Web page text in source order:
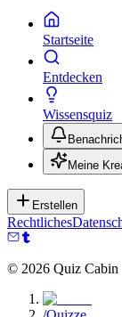
Startseite
Entdecken
Wissensquiz
Meine
Erstellen
Rechtliches
© 2026 Quiz Cabin